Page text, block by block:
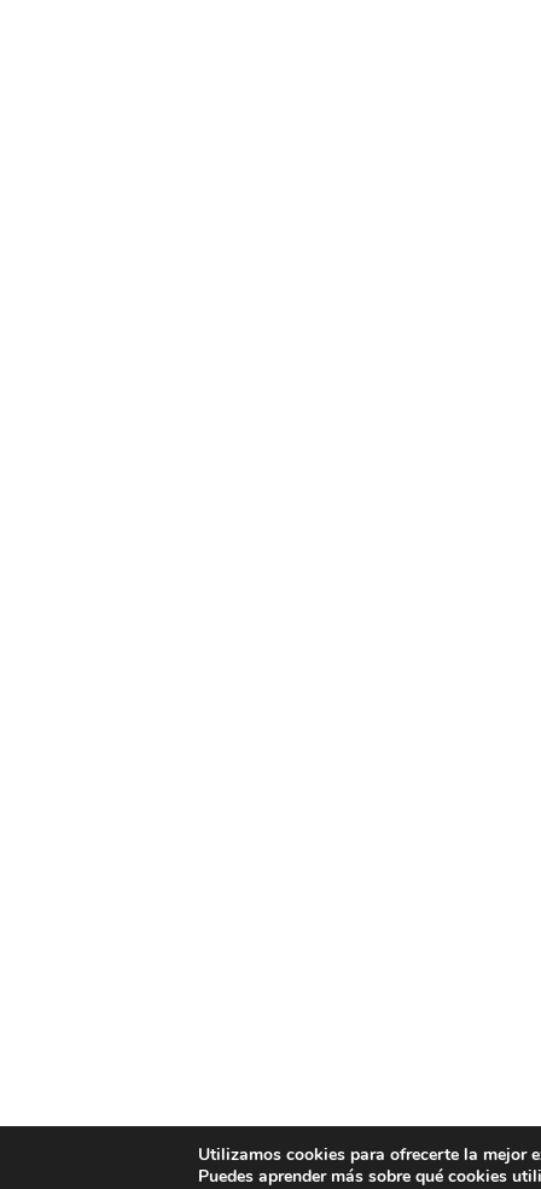
Utilizamos cookies para ofrecerte la mejor
Puedes aprender más sobre qué cookies